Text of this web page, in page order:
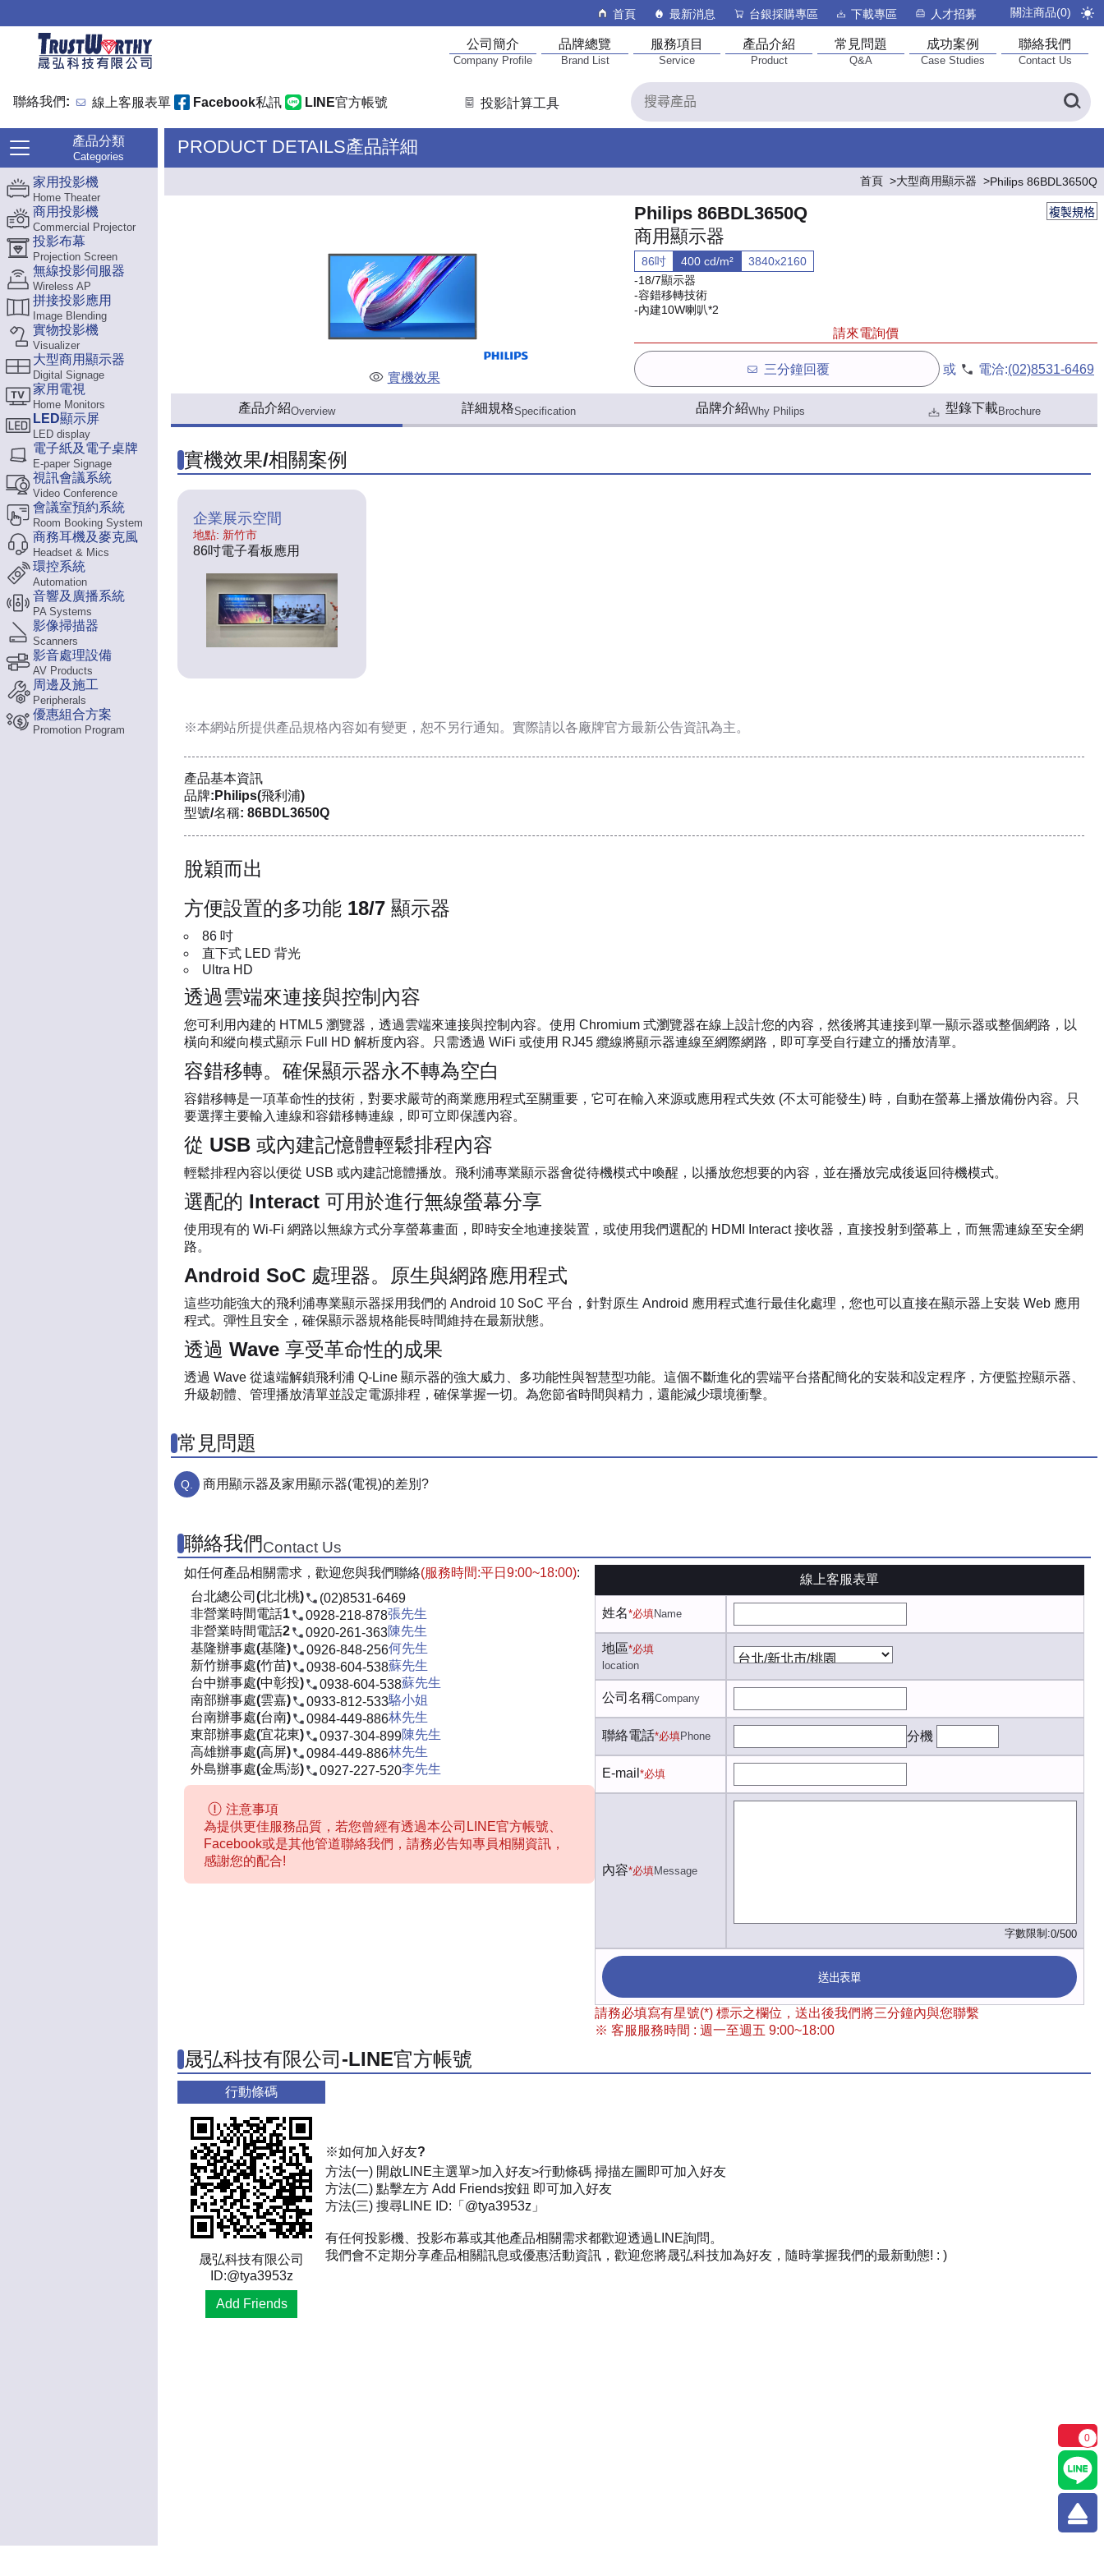
首頁 最新消息 台銀採購專區 下載專區 人才招募 關注商品(0)
公司簡介
Company Profile
品牌總覽
Brand List
服務項目
Service
產品介紹
Product
常見問題
Q&A
成功案例
Case Studies
聯絡我們
Contact Us
聯絡我們: 線上客服表單 Facebook私訊 LINE官方帳號 投影計算工具
產品分類
Categories
家用投影機
Home Theater
商用投影機
Commercial Projector
投影布幕
Projection Screen
無線投影伺服器
Wireless AP
拼接投影應用
Image Blending
實物投影機
Visualizer
大型商用顯示器
Digital Signage
家用電視
Home Monitors
LED顯示屏
LED display
電子紙及電子桌牌
E-paper Signage
視訊會議系統
Video Conference
會議室預約系統
Room Booking System
商務耳機及麥克風
Headset & Mics
環控系統
Automation
音響及廣播系統
PA Systems
影像掃描器
Scanners
影音處理設備
AV Products
周邊及施工
Peripherals
優惠組合方案
Promotion Program
PRODUCT DETAILS產品詳細
首頁 大型商用顯示器 Philips 86BDL3650Q
複製規格
實機效果
Philips 86BDL3650Q
商用顯示器
86吋 400 cd/m²
3840x2160
-18/7顯示器
-容錯移轉技術
-內建10W喇叭*2
請來電詢價
三分鐘回覆 或 電洽:(02)8531-6469
產品介紹Overview 詳細規格Specification 品牌介紹Why Philips 型錄下載Brochure
實機效果/相關案例
企業展示空間
地點: 新竹市
86吋電子看板應用
※本網站所提供產品規格內容如有變更，恕不另行通知。實際請以各廠牌官方最新公告資訊為主。
產品基本資訊
品牌:Philips(飛利浦)
型號/名稱: 86BDL3650Q
脫穎而出
方便設置的多功能 18/7 顯示器
86 吋
直下式 LED 背光
Ultra HD
透過雲端來連接與控制內容
您可利用內建的 HTML5 瀏覽器，透過雲端來連接與控制內容。使用 Chromium 式瀏覽器在線上設計您的內容，然後將其連接到單一顯示器或整個網路，以
橫向和縱向模式顯示 Full HD 解析度內容。只需透過 WiFi 或使用 RJ45 纜線將顯示器連線至網際網路，即可享受自行建立的播放清單。
容錯移轉。確保顯示器永不轉為空白
容錯移轉是一項革命性的技術，對要求嚴苛的商業應用程式至關重要，它可在輸入來源或應用程式失效 (不太可能發生) 時，自動在螢幕上播放備份內容。只
要選擇主要輸入連線和容錯移轉連線，即可立即保護內容。
從 USB 或內建記憶體輕鬆排程內容
輕鬆排程內容以便從 USB 或內建記憶體播放。飛利浦專業顯示器會從待機模式中喚醒，以播放您想要的內容，並在播放完成後返回待機模式。
選配的 Interact 可用於進行無線螢幕分享
使用現有的 Wi-Fi 網路以無線方式分享螢幕畫面，即時安全地連接裝置，或使用我們選配的 HDMI Interact 接收器，直接投射到螢幕上，而無需連線至安全網
路。
Android SoC 處理器。原生與網路應用程式
這些功能強大的飛利浦專業顯示器採用我們的 Android 10 SoC 平台，針對原生 Android 應用程式進行最佳化處理，您也可以直接在顯示器上安裝 Web 應用
程式。彈性且安全，確保顯示器規格能長時間維持在最新狀態。
透過 Wave 享受革命性的成果
透過 Wave 從遠端解鎖飛利浦 Q-Line 顯示器的強大威力、多功能性與智慧型功能。這個不斷進化的雲端平台搭配簡化的安裝和設定程序，方便監控顯示器、
升級韌體、管理播放清單並設定電源排程，確保掌握一切。為您節省時間與精力，還能減少環境衝擊。
常見問題
商用顯示器及家用顯示器(電視)的差別?
聯絡我們Contact Us
如任何產品相關需求，歡迎您與我們聯絡(服務時間:平日9:00~18:00):
台北總公司(北北桃)
(02)8531-6469
非營業時間電話1
0928-218-878張先生
非營業時間電話2
0920-261-363陳先生
基隆辦事處(基隆)
0926-848-256何先生
新竹辦事處(竹苗)
0938-604-538蘇先生
台中辦事處(中彰投)
0938-604-538蘇先生
南部辦事處(雲嘉)
0933-812-533駱小姐
台南辦事處(台南)
0984-449-886林先生
東部辦事處(宜花東)
0937-304-899陳先生
高雄辦事處(高屏)
0984-449-886林先生
外島辦事處(金馬澎)
0927-227-520李先生
注意事項
為提供更佳服務品質，若您曾經有透過本公司LINE官方帳號、
Facebook或是其他管道聯絡我們，請務必告知專員相關資訊，
感謝您的配合!
線上客服表單
姓名*必填Name
地區*必填
location
公司名稱Company
聯絡電話*必填Phone 分機
E-mail *必填
內容*必填Message
字數限制:0/500
送出表單
請務必填寫有星號(*) 標示之欄位，送出後我們將三分鐘內與您聯繫
※ 客服服務時間 : 週一至週五 9:00~18:00
晟弘科技有限公司-LINE官方帳號
行動條碼
晟弘科技有限公司
ID:@tya3953z
Add Friends
※如何加入好友?
方法(一) 開啟LINE主選單>加入好友>行動條碼 掃描左圖即可加入好友
方法(二) 點擊左方 Add Friends按鈕 即可加入好友
方法(三) 搜尋LINE ID:「@tya3953z」
有任何投影機、投影布幕或其他產品相關需求都歡迎透過LINE詢問。
我們會不定期分享產品相關訊息或優惠活動資訊，歡迎您將晟弘科技加為好友，隨時掌握我們的最新動態! : )
0